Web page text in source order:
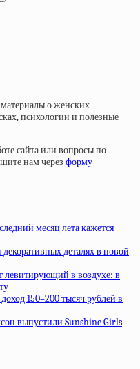
о женских
психологии и полезные
сайта или вопросы по
нам через форму
месяц лета кажется
деталях в новой
левитирующий в воздухе: в
150–200 тысяч рублей в
выпустили Sunshine Girls